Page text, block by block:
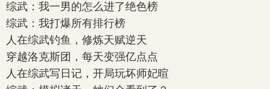
综武：我一男的怎么进了绝色榜
综武：我打爆所有排行榜
人在综武钓鱼，修炼天赋逆天
穿越洛克斯团，每天变强亿点点
人在综武写日记，开局玩坏师妃暄